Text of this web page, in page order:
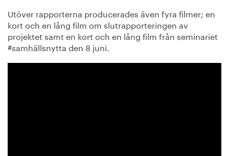
Utöver rapporterna producerades även fyra filmer; en
kort och en lång film om slutrapporteringen av
projektet samt en kort och en lång film från seminariet
#samhällsnytta den 8 juni.